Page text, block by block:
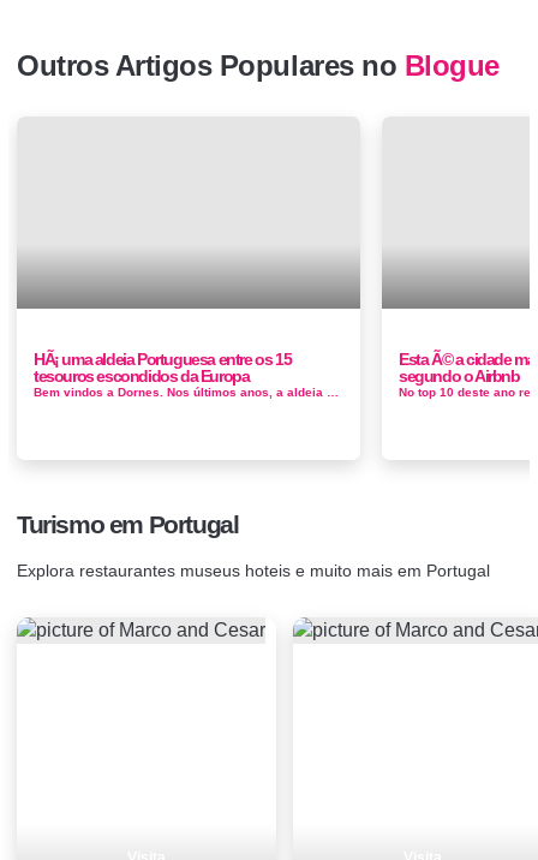
Outros Artigos Populares no Blogue
HÃ¡ uma aldeia Portuguesa entre os 15
tesouros escondidos da Europa
Esta Ã© a cidade
segundo o Airbnb
Turismo em Portugal
Explora restaurantes museus hoteis e muito mais em Portugal